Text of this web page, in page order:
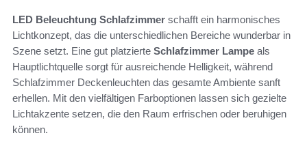
LED Beleuchtung Schlafzimmer schafft ein harmonisches
Lichtkonzept, das die unterschiedlichen Bereiche wunderbar in
Szene setzt. Eine gut platzierte Schlafzimmer Lampe als
Hauptlichtquelle sorgt für ausreichende Helligkeit, während
Schlafzimmer Deckenleuchten das gesamte Ambiente sanft
erhellen. Mit den vielfältigen Farboptionen lassen sich gezielte
Lichtakzente setzen, die den Raum erfrischen oder beruhigen
können.